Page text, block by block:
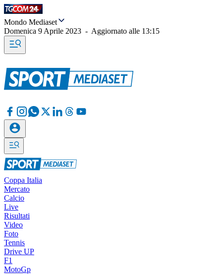
Mondo Mediaset
Domenica 9 Aprile 2023 - Aggiornato alle 13:15
Coppa Italia
Mercato
Calcio
Live
Risultati
Video
Foto
Tennis
Drive UP
F1
MotoGp